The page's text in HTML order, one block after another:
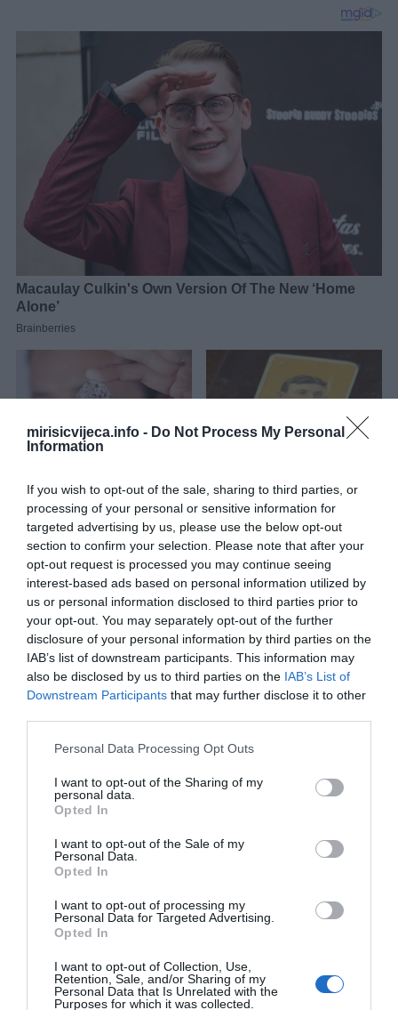
mirisicvijeca.info - Do Not Process My Personal
Information
If you wish to opt-out of the sale, sharing to third parties, or
processing of your personal or sensitive information for
targeted advertising by us, please use the below opt-out
section to confirm your selection. Please note that after your
opt-out request is processed you may continue seeing
interest-based ads based on personal information utilized by
us or personal information disclosed to third parties prior to
your opt-out. You may separately opt-out of the further
disclosure of your personal information by third parties on the
IAB’s list of downstream participants. This information may
also be disclosed by us to third parties on the IAB’s List of
Downstream Participants that may further disclose it to other
Please note that this website/app uses one or more Google
not limited to your visit or usage behaviour. You may click to
grant or deny consent to Google and its third-party tags to
use your data for below specified purposes in below Google
consent section.
Personal Data Processing Opt Outs
I want to opt-out of the Sharing of my
personal data.
Opted In
I want to opt-out of the Sale of my
Personal Data.
Opted In
I want to opt-out of processing my
Personal Data for Targeted Advertising.
Opted In
I want to opt-out of Collection, Use,
Retention, Sale, and/or Sharing of my
Personal Data that Is Unrelated with the
Purposes for which it was collected.
Škorpija Škorpije se često oslanjaju na intuiciju, a upravo bi im ona
mogla biti od velike koristi narednih dana. Finansijska pitanja koja
su dugo bila neriješena mogla bi konačno doći na red. Mogući su
razgovori vezani za dugovanja, imovinu ili druge novčane
obaveze. Ipak, važno je da odluke ne donose brzopleto i da
pažljivo provjere sve detalje. Savjet: Slušajte svoj unutrašnji
Jarac Jarčevi su poznati po disciplini i odgovornom odnosu
donijeti konkretne koristi.
pokretanje projekta o kojem već dugo razmišljaju. Strpljenje i
dosljednost mogli bi se pokazati kao ključ uspjeha.
Savjet: Držite se dugoročnog plana i ne dozvolite da vas
privremene prepreke obeshrabre. Nekoliko korisnih finansijskih
pravila za sve Bez obzira na horoskopski znak, određene navike
mogu pomoći svakome da bolje upravlja novcem: